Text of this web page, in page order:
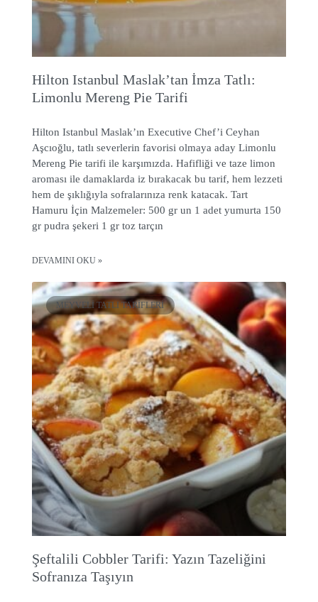
Hilton Istanbul Maslak’tan İmza Tatlı:
Limonlu Mereng Pie Tarifi
Hilton Istanbul Maslak’ın Executive Chef’i Ceyhan
Aşcıoğlu, tatlı severlerin favorisi olmaya aday Limonlu
Mereng Pie tarifi ile karşımızda. Hafifliği ve taze limon
aroması ile damaklarda iz bırakacak bu tarif, hem lezzeti
hem de şıklığıyla sofralarınıza renk katacak. Tart
Hamuru İçin Malzemeler: 500 gr un 1 adet yumurta 150
gr pudra şekeri 1 gr toz tarçın
DEVAMINI OKU »
MEYVELI TATLI TARIFLERI
Şeftalili Cobbler Tarifi: Yazın Tazeliğini
Sofranıza Taşıyın